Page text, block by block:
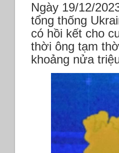
Ngày 19/12/
tổng thống
có hồi kết cho
thời ông tạm
khoảng nửa